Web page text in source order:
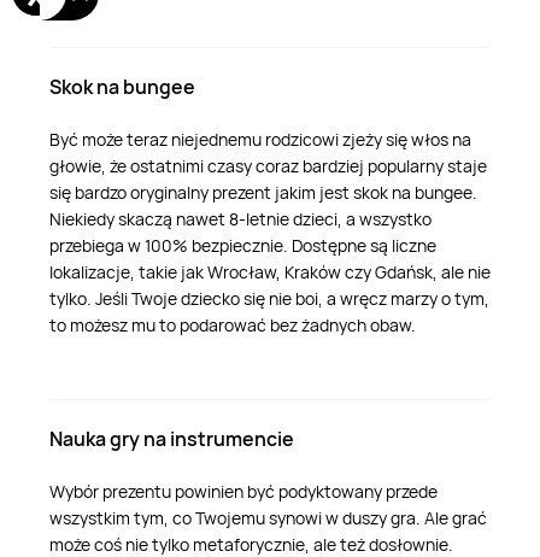
Skok na bungee
Być może teraz niejednemu rodzicowi zjeży się włos na
głowie, że ostatnimi czasy coraz bardziej popularny staje
się bardzo oryginalny prezent jakim jest skok na bungee.
Niekiedy skaczą nawet 8-letnie dzieci, a wszystko
przebiega w 100% bezpiecznie. Dostępne są liczne
lokalizacje, takie jak Wrocław, Kraków czy Gdańsk, ale nie
tylko. Jeśli Twoje dziecko się nie boi, a wręcz marzy o tym,
to możesz mu to podarować bez żadnych obaw.
Nauka gry na instrumencie
Wybór prezentu powinien być podyktowany przede
wszystkim tym, co Twojemu synowi w duszy gra. Ale grać
może coś nie tylko metaforycznie, ale też dosłownie.